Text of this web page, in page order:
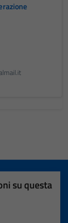
su questa